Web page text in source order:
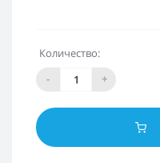
Количество:
-
+